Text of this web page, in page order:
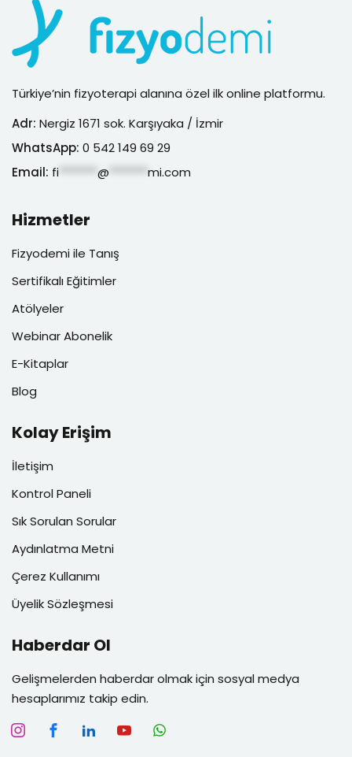
Türkiye’nin fizyoterapi alanına özel ilk online platformu.
Adr: Nergiz 1671 sok. Karşıyaka / İzmir
WhatsApp: 0 542 149 69 29
Email: fi @ mi.com
Hizmetler
Fizyodemi ile Tanış
Sertifikalı Eğitimler
Atölyeler
Webinar Abonelik
E-Kitaplar
Blog
Kolay Erişim
İletişim
Kontrol Paneli
Sık Sorulan Sorular
Aydınlatma Metni
Çerez Kullanımı
Üyelik Sözleşmesi
Haberdar Ol
Gelişmelerden haberdar olmak için sosyal medya
hesaplarımız takip edin.